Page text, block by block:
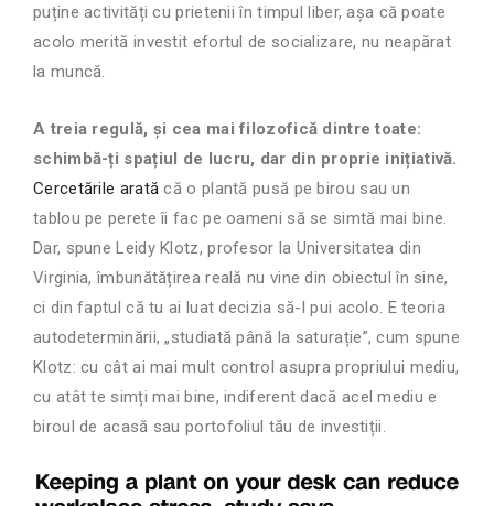
puține activități cu prietenii în timpul liber, așa că poate
acolo merită investit efortul de socializare, nu neapărat
la muncă.
A treia regulă, și cea mai filozofică dintre toate:
schimbă-ți spațiul de lucru, dar din proprie inițiativă.
Cercetările arată că o plantă pusă pe birou sau un
tablou pe perete îi fac pe oameni să se simtă mai bine.
Dar, spune Leidy Klotz, profesor la Universitatea din
Virginia, îmbunătățirea reală nu vine din obiectul în sine,
ci din faptul că tu ai luat decizia să-l pui acolo. E teoria
autodeterminării, „studiată până la saturație”, cum spune
Klotz: cu cât ai mai mult control asupra propriului mediu,
cu atât te simți mai bine, indiferent dacă acel mediu e
biroul de acasă sau portofoliul tău de investiții.